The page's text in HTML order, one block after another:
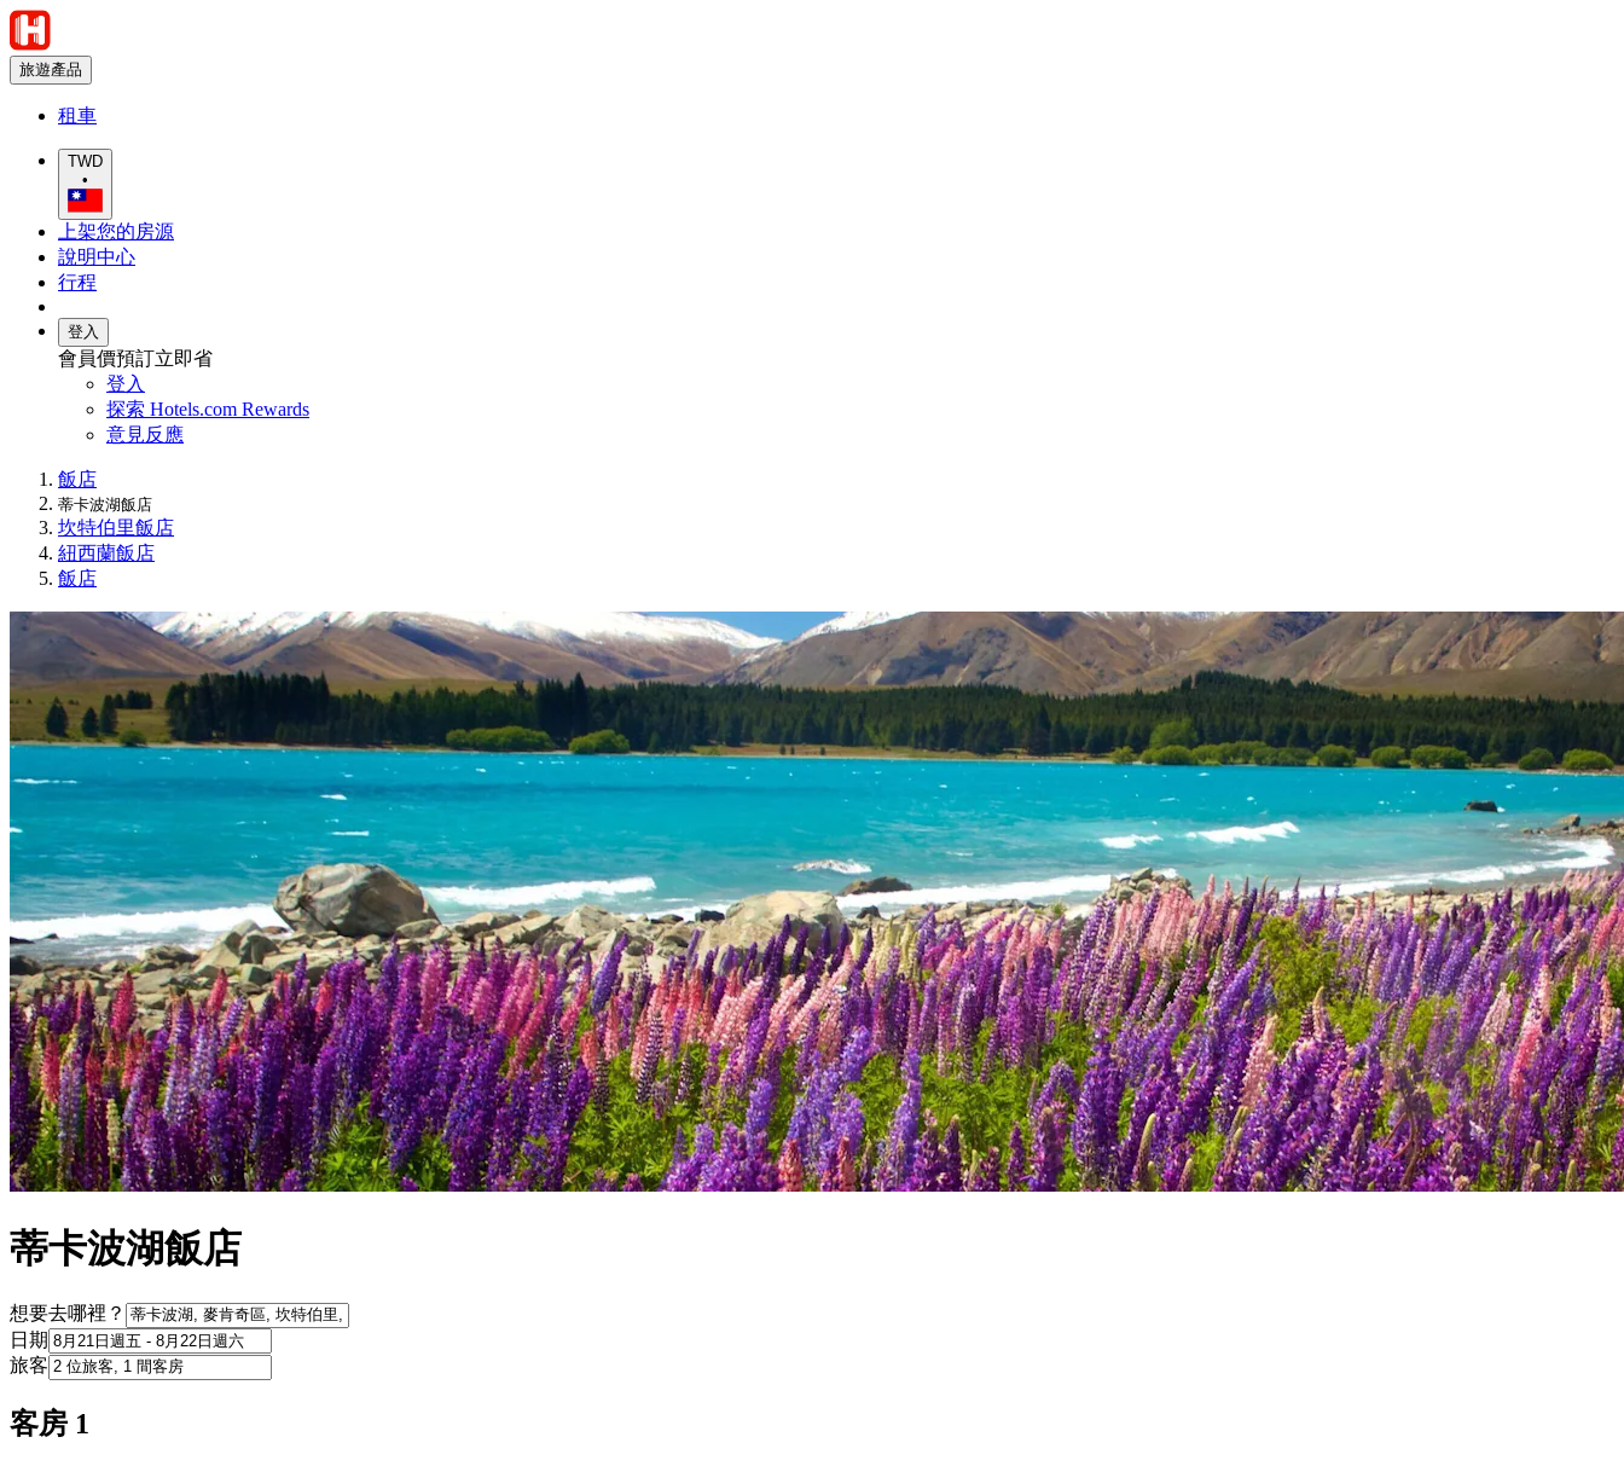
旅遊產品
租車
TWD
•
上架您的房源
說明中心
行程
登入
會員價預訂立即省
登入
探索 Hotels.com Rewards
意見反應
飯店
蒂卡波湖飯店
坎特伯里飯店
紐西蘭飯店
飯店
蒂卡波湖飯店
想要去哪裡？
日期
旅客
客房 1